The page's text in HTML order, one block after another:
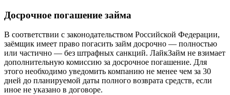
Досрочное погашение займа
В соответствии с законодательством Российской Федерации,
заёмщик имеет право погасить займ досрочно — полностью
или частично — без штрафных санкций. ЛайкЗайм не взимает
дополнительную комиссию за досрочное погашение. Для
этого необходимо уведомить компанию не менее чем за 30
дней до планируемой даты полного возврата средств, если
иное не указано в договоре.